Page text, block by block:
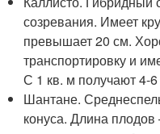
созревания. Имеет
превышает 20 см.
транспортировку и
С 1 кв. м получают 4-6
Шантане.
конуса. Длина